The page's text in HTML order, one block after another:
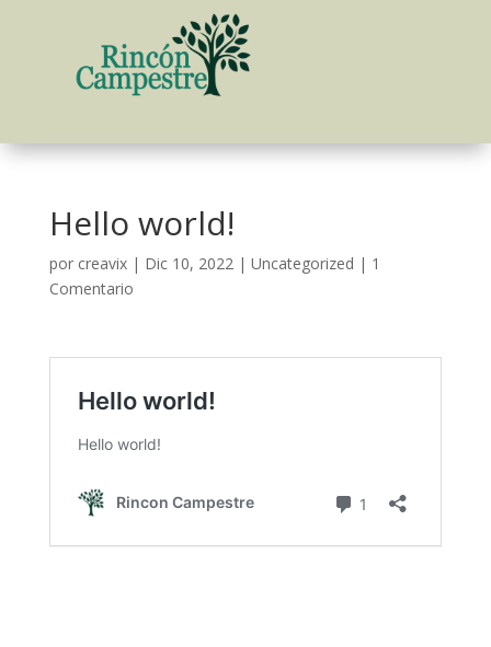
Hello world!
por creavix| Dic 10, 2022| Uncategorized | 1
Comentario